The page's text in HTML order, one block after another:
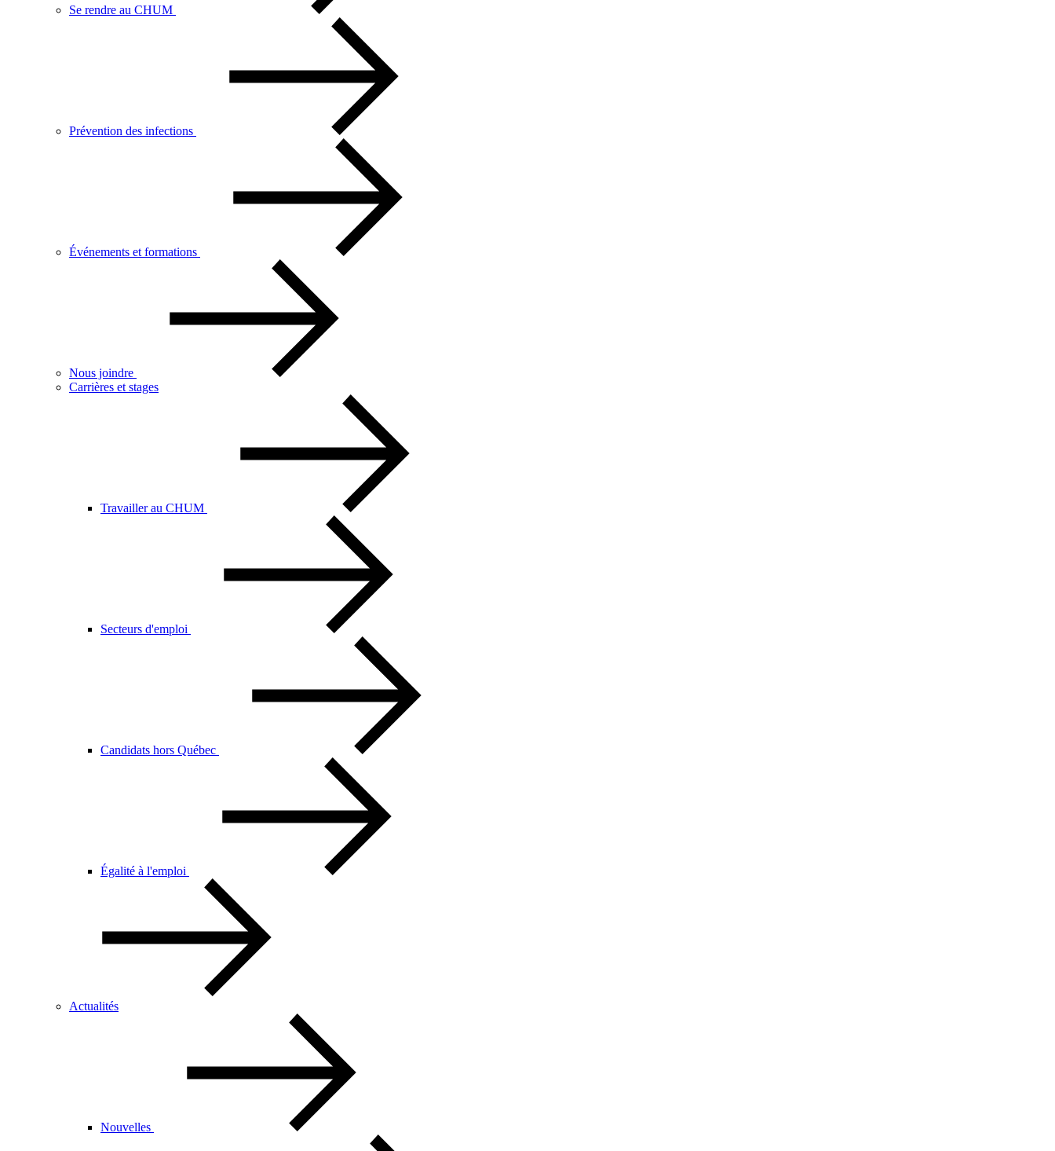
Se rendre au CHUM
Prévention des infections
Événements et formations
Nous joindre
Carrières et stages
Travailler au CHUM
Secteurs d'emploi
Candidats hors Québec
Égalité à l'emploi
Actualités
Nouvelles